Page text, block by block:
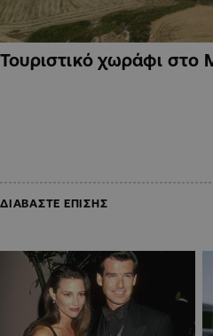
Τουριστικό χωράφι
ΔΙΑΒΑΣΤΕ ΕΠΙΣΗΣ